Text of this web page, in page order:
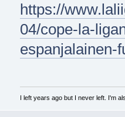
https://
04/cope-la-
espanjalainen-
I left years ago but I never left. I'm